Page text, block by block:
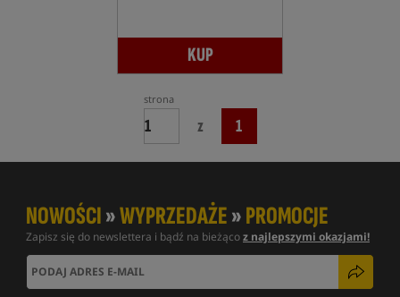
KUP
strona
z 1
NOWOŚCI»WYPRZEDAŻE»PROMOCJE
Zapisz się do newslettera i bądź na bieżącoz najlepszymi okazjami!